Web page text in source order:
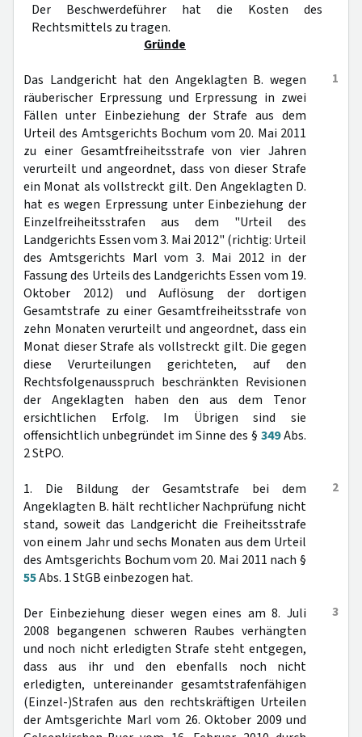
Der Beschwerdeführer hat die Kosten des
Rechtsmittels zu tragen.
Gründe
1
Das Landgericht hat den Angeklagten B. wegen
räuberischer Erpressung und Erpressung in zwei
Fällen unter Einbeziehung der Strafe aus dem
Urteil des Amtsgerichts Bochum vom 20. Mai 2011
zu einer Gesamtfreiheitsstrafe von vier Jahren
verurteilt und angeordnet, dass von dieser Strafe
ein Monat als vollstreckt gilt. Den Angeklagten D.
hat es wegen Erpressung unter Einbeziehung der
Einzelfreiheitsstrafen aus dem "Urteil des
Landgerichts Essen vom 3. Mai 2012" (richtig: Urteil
des Amtsgerichts Marl vom 3. Mai 2012 in der
Fassung des Urteils des Landgerichts Essen vom 19.
Oktober 2012) und Auflösung der dortigen
Gesamtstrafe zu einer Gesamtfreiheitsstrafe von
zehn Monaten verurteilt und angeordnet, dass ein
Monat dieser Strafe als vollstreckt gilt. Die gegen
diese Verurteilungen gerichteten, auf den
Rechtsfolgenausspruch beschränkten Revisionen
der Angeklagten haben den aus dem Tenor
ersichtlichen Erfolg. Im Übrigen sind sie
offensichtlich unbegründet im Sinne des § 349Abs.
2 StPO.
2
1. Die Bildung der Gesamtstrafe bei dem
Angeklagten B. hält rechtlicher Nachprüfung nicht
stand, soweit das Landgericht die Freiheitsstrafe
von einem Jahr und sechs Monaten aus dem Urteil
des Amtsgerichts Bochum vom 20. Mai 2011 nach §
55Abs. 1 StGB einbezogen hat.
3
Der Einbeziehung dieser wegen eines am 8. Juli
2008 begangenen schweren Raubes verhängten
und noch nicht erledigten Strafe steht entgegen,
dass aus ihr und den ebenfalls noch nicht
erledigten, untereinander gesamtstrafenfähigen
(Einzel-)Strafen aus den rechtskräftigen Urteilen
der Amtsgerichte Marl vom 26. Oktober 2009 und